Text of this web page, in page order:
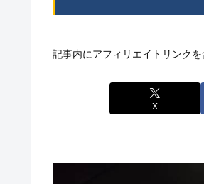
記事内にアフィリエイトリンク
X